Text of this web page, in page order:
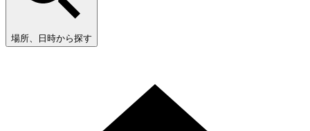
場所、日時から探す